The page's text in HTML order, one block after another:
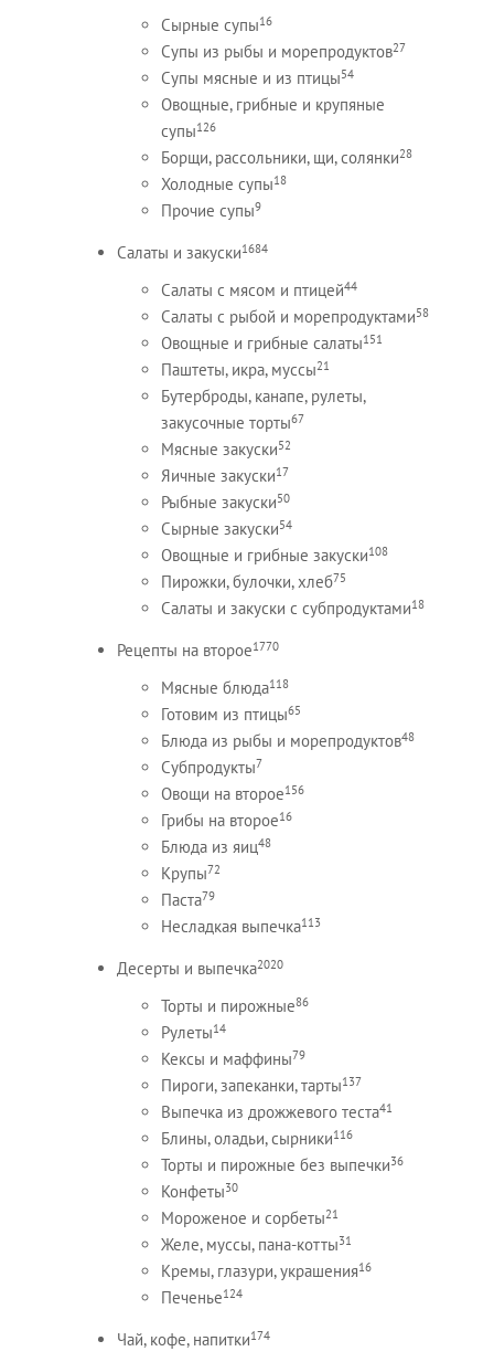
Сырные супы16
Супы из рыбы и морепродуктов27
Супы мясные и из птицы54
Овощные, грибные и крупяные
супы126
Борщи, рассольники, щи, солянки28
Холодные супы18
Прочие супы9
Салаты и закуски1684
Салаты с мясом и птицей44
Салаты с рыбой и морепродуктами58
Овощные и грибные салаты151
Паштеты, икра, муссы21
Бутерброды, канапе, рулеты,
закусочные торты67
Мясные закуски52
Яичные закуски17
Рыбные закуски50
Сырные закуски54
Овощные и грибные закуски108
Пирожки, булочки, хлеб75
Салаты и закуски с субпродуктами18
Рецепты на второе1770
Мясные блюда118
Готовим из птицы65
Блюда из рыбы и морепродуктов48
Субпродукты7
Овощи на второе156
Грибы на второе16
Блюда из яиц48
Крупы72
Паста79
Несладкая выпечка113
Десерты и выпечка2020
Торты и пирожные86
Рулеты14
Кексы и маффины79
Пироги, запеканки, тарты137
Выпечка из дрожжевого теста41
Блины, оладьи, сырники116
Торты и пирожные без выпечки36
Конфеты30
Мороженое и сорбеты21
Желе, муссы, пана-котты31
Кремы, глазури, украшения16
Печенье124
Чай, кофе, напитки174